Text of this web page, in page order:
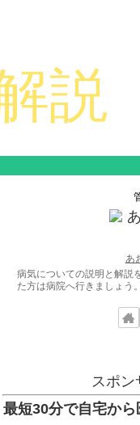
あ
病気についての説明と解説
た方は病院へ行きましょう。
スポン
最短30分で自宅か